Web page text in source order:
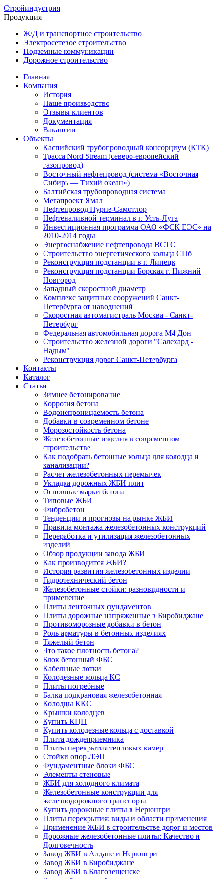
Стройиндустрия
Продукция
Ж/Д и транспортное строительство
Электросетевое строительство
Подземные коммуникации
Дорожное строительство
Главная
Компания
История
Наше производство
Отзывы клиентов
Документация
Вакансии
Объекты
Каспийский трубопроводный консорциум (КТК)
Трасса Nord Stream (северо-европейский
газопровод)
Восточный нефтепровод (система «Восточная
Сибирь — Тихий океан»)
Балтийская трубопроводная система
Мегапроект Ямал
Нефтепровод Пурпе-Самотлор
Нефтеналивной терминал в г. Усть-Луга
Инвестиционная программа ОАО «ФСК ЕЭС» на
2010-2014 годы
Энергоснабжение нефтепровода ВСТО
Строительство энергетического кольца СПб
Реконструкция подстанции в г. Липецк
Реконструкция подстанции Борская г. Нижний
Новгород
Западный скоростной диаметр
Комплекс защитных сооружений Санкт-
Петербурга от наводнений
Скоростная автомагистраль Москва - Санкт-
Петербург
Федеральная автомобильная дорога М4 Дон
Строительство железной дороги "Салехард -
Надым"
Реконструкция дорог Санкт-Петербурга
Контакты
Каталог
Статьи
Зимнее бетонирование
Коррозия бетона
Водонепроницаемость бетона
Добавки в современном бетоне
Морозостойкость бетона
Железобетонные изделия в современном
строительстве
Как подобрать бетонные кольца для колодца и
канализации?
Расчет железобетонных перемычек
Укладка дорожных ЖБИ плит
Основные марки бетона
Типовые ЖБИ
Фибробетон
Тенденции и прогнозы на рынке ЖБИ
Правила монтажа железобетонных конструкций
Переработка и утилизация железобетонных
изделий
Обзор продукции завода ЖБИ
Как производится ЖБИ?
История развития железобетонных изделий
Гидротехнический бетон
Железобетонные стойки: разновидности и
применение
Плиты ленточных фундаментов
Плиты дорожные напряженные в Биробиджане
Противоморозные добавки в бетон
Роль арматуры в бетонных изделиях
Тяжелый бетон
Что такое плотность бетона?
Блок бетонный ФБС
Кабельные лотки
Колодезные кольца КС
Плиты погребные
Балка подкрановая железобетонная
Колодцы ККС
Крышки колодцев
Купить КЦП
Купить колодезные кольца с доставкой
Плита дождеприемника
Плиты перекрытия тепловых камер
Стойки опор ЛЭП
Фундаментные блоки ФБС
Элементы стеновые
ЖБИ для холодного климата
Железобетонные конструкции для
железнодорожного транспорта
Купить дорожные плиты в Нерюнгри
Плиты перекрытия: виды и области применения
Применение ЖБИ в строительстве дорог и мостов
Дорожные железобетонные плиты: Качество и
Долговечность
Завод ЖБИ в Алдане и Нерюнгри
Завод ЖБИ в Биробиджане
Завод ЖБИ в Благовещенске